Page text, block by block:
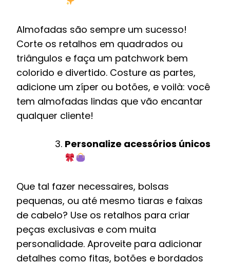
Almofadas são sempre um sucesso!
Corte os retalhos em quadrados ou
triângulos e faça um patchwork bem
colorido e divertido. Costure as partes,
adicione um zíper ou botões, e voilà: você
tem almofadas lindas que vão encantar
qualquer cliente!
Personalize acessórios únicos
Que tal fazer necessaires, bolsas
pequenas, ou até mesmo tiaras e faixas
de cabelo? Use os retalhos para criar
peças exclusivas e com muita
personalidade. Aproveite para adicionar
detalhes como fitas, botões e bordados